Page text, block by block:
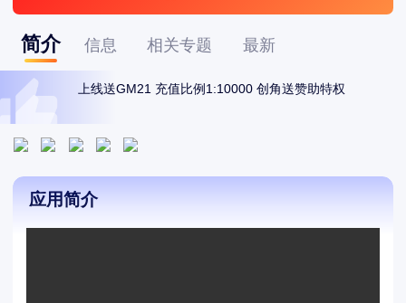
简介 信息 相关专题 最新
上线送GM21 充值比例1:10000 创角送赞助特权
应用简介